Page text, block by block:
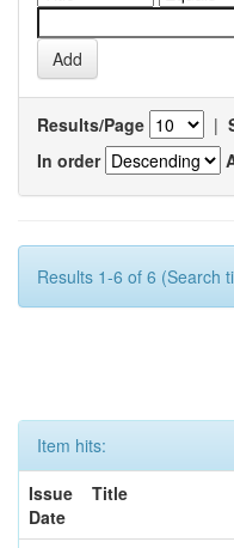
Results/Page |
In order
Results 1-6 of 6 (Search
Item hits:
Issue
Date
Title